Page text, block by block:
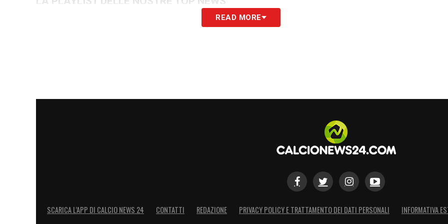
READ MORE
SCARICA L’APP DI CALCIO NEWS 24 CONTATTI REDAZIONE PRIVACY POLICY E TRATTAMENTO DEI DATI PERSONALI INFORMATIVA